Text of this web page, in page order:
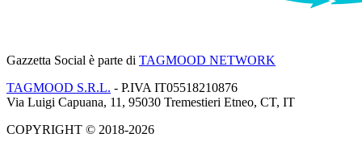
Gazzetta Social è parte di TAGMOOD NETWORK
TAGMOOD S.R.L. - P.IVA IT05518210876
Via Luigi Capuana, 11, 95030 Tremestieri Etneo, CT, IT
COPYRIGHT © 2018-2026